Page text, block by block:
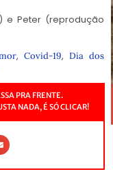
e Peter (reprodução
,Covid-19,Dia dos
PRA FRENTE.
NADA, É SÓ CLICAR!